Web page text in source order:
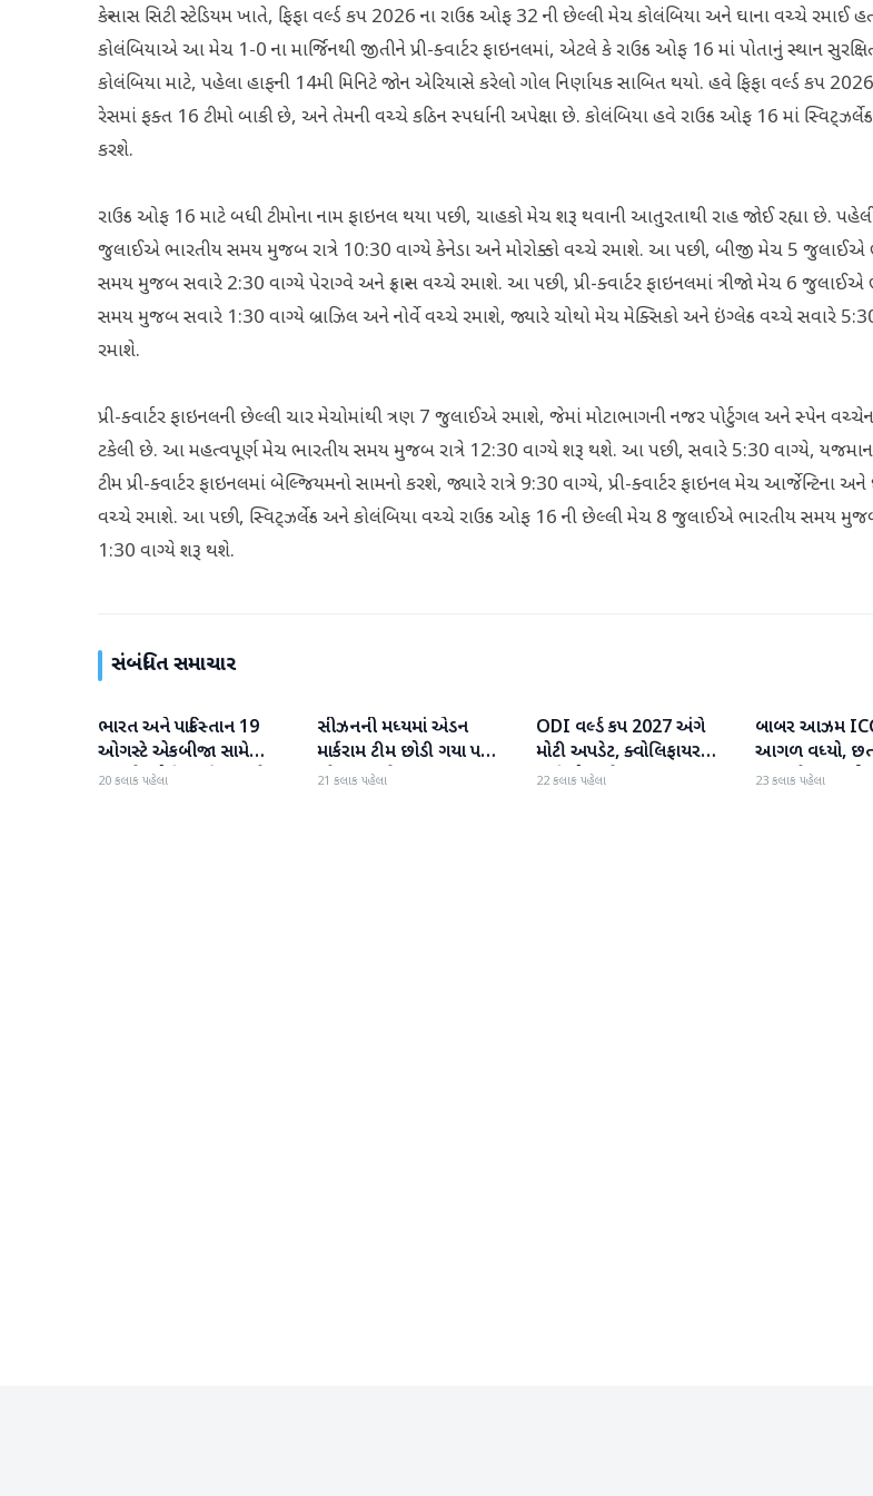
કેન્સાસ સિટી સ્ટેડિયમ ખાતે, ફિફા વર્લ્ડ કપ 2026 ના રાઉન્ડ ઓફ 32 ની છેલ્લી મેચ કોલંબિયા અને ઘાના વચ્ચે રમાઈ
કોલંબિયાએ આ મેચ 1-0 ના માર્જિનથી જીતીને પ્રી-ક્વાર્ટર ફાઇનલમાં, એટલે કે રાઉન્ડ ઓફ 16 માં પોતાનું સ્થાન
કોલંબિયા માટે, પહેલા હાફની 14મી મિનિટે જોન એરિયાસે કરેલો ગોલ નિર્ણાયક સાબિત થયો. હવે ફિફા વર્લ્ડ કપ
રેસમાં ફક્ત 16 ટીમો બાકી છે, અને તેમની વચ્ચે કઠિન સ્પર્ધાની અપેક્ષા છે. કોલંબિયા હવે રાઉન્ડ ઓફ 16 માં
કરશે.
રાઉન્ડ ઓફ 16 માટે બધી ટીમોના નામ ફાઇનલ થયા પછી, ચાહકો મેચ શરૂ થવાની આતુરતાથી રાહ જોઈ રહ્યા છે.
જુલાઈએ ભારતીય સમય મુજબ રાત્રે 10:30 વાગ્યે કેનેડા અને મોરોક્કો વચ્ચે રમાશે. આ પછી, બીજી મેચ 5 જુલાઈએ
સમય મુજબ સવારે 2:30 વાગ્યે પેરાગ્વે અને ફ્રાન્સ વચ્ચે રમાશે. આ પછી, પ્રી-ક્વાર્ટર ફાઇનલમાં ત્રીજો મેચ 6 જુલાઈએ
સમય મુજબ સવારે 1:30 વાગ્યે બ્રાઝિલ અને નોર્વે વચ્ચે રમાશે, જ્યારે ચોથો મેચ મેક્સિકો અને ઇંગ્લેન્ડ વચ્ચે સવારે
રમાશે.
પ્રી-ક્વાર્ટર ફાઇનલની છેલ્લી ચાર મેચોમાંથી ત્રણ 7 જુલાઈએ રમાશે, જેમાં મોટાભાગની નજર પોર્ટુગલ અને સ્પેન
ટકેલી છે. આ મહત્વપૂર્ણ મેચ ભારતીય સમય મુજબ રાત્રે 12:30 વાગ્યે શરૂ થશે. આ પછી, સવારે 5:30 વાગ્યે,
ટીમ પ્રી-ક્વાર્ટર ફાઇનલમાં બેલ્જિયમનો સામનો કરશે, જ્યારે રાત્રે 9:30 વાગ્યે, પ્રી-ક્વાર્ટર ફાઇનલ મેચ આર્જેન્ટિના
વચ્ચે રમાશે. આ પછી, સ્વિટ્ઝર્લેન્ડ અને કોલંબિયા વચ્ચે રાઉન્ડ ઓફ 16 ની છેલ્લી મેચ 8 જુલાઈએ ભારતીય સમય
1:30 વાગ્યે શરૂ થશે.
સંબંધિત સમાચાર
રમતગમત
ભારત અને પાકિસ્તાન 19
ઓગસ્ટે એકબીજા સામે
ટકરાશે, હોકી વર્લ્ડ કપ માટે
20 કલાક પહેલા
રમતગમત
સીઝનની મધ્યમાં એડન
માર્કરામ ટીમ છોડી ગયા પછી
જોસ બટલરે સુપર જાયન્ટ્સ
21 કલાક પહેલા
રમતગમત
ODI વર્લ્ડ કપ 2027 અંગે
મોટી અપડેટ, ક્વોલિફાયર
તારીખો જાહેર
22 કલાક પહેલા
રમતગમત
બાબર આઝમ ICC
આગળ વધ્યો,
સ્થાન મેળવવાથી
23 કલાક પહેલા